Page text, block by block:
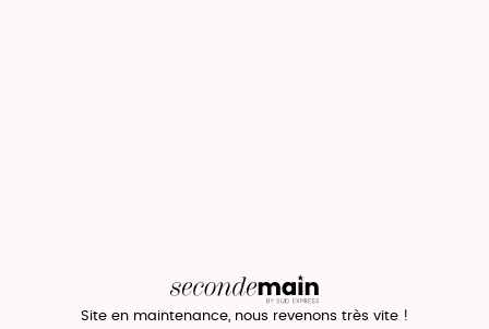
Site en maintenance, nous revenons très vite !